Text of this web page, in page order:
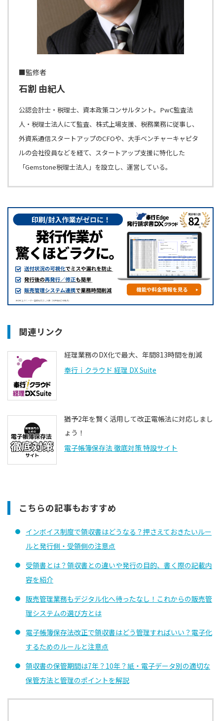
■監修者
石割 由紀人
公認会計士・税理士、資本政策コンサルタント。PwC監査法
人・税理士法人にて監査、株式上場支援、税務業務に従事し、
外資系通信スタートアップのCFOや、大手ベンチャーキャピタ
ルの会社役員などを経て、スタートアップ支援に特化した
「Gemstone税理士法人」を設立し、運営している。
関連リンク
経理業務のDX化で最大、年間813時間を削減
奉行ｉクラウド 経理 DX Suite
猶予2年を賢く活用して改正電帳法に対応しまし
ょう！
電子帳簿保存法 徹底対策 特設サイト
こちらの記事もおすすめ
インボイス制度で領収書はどうなる？押さえておきたいルー
ルと発行側・受領側の注意点
受領書とは？領収書との違いや発行の目的、書く際の記載内
容を紹介
販売管理業務もデジタル化へ待ったなし！これからの販売管
理システムの選び方とは
電子帳簿保存法改正で領収書はどう管理すればいい？電子化
するためのルールと注意点
領収書の保管期間は7年？10年？紙・電子データ別の適切な
保管方法と管理のポイントを解説